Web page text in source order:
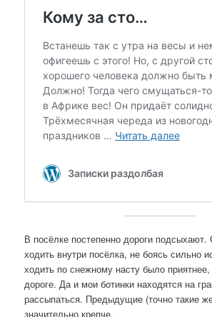
В посёлке постепенно дороги
ходить внутри посёлка, не боясь сильно
ходить по снежному насту было
дороге. Да и мои ботинки находятся на
рассыпаться. Предыдущие (точно такие
значительно крепче.